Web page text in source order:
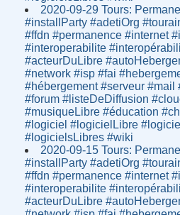
2020-09-29 Tours:
#installParty #adetiOrg
#ffdn #permanence #internet
#interoperabilite
#acteurDuLibre
#network #isp #fai
#hébergement #serveur #mail
#forum #listeDeDiffusion
#musiqueLibre #éducation
#logiciel #logicielLibre
#logicielsLibres #wiki
2020-09-15 Tours:
#installParty #adetiOrg
#ffdn #permanence #internet
#interoperabilite
#acteurDuLibre